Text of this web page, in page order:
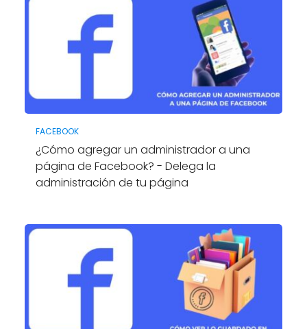
FACEBOOK
¿Cómo agregar un administrador a una
página de Facebook? - Delega la
administración de tu página